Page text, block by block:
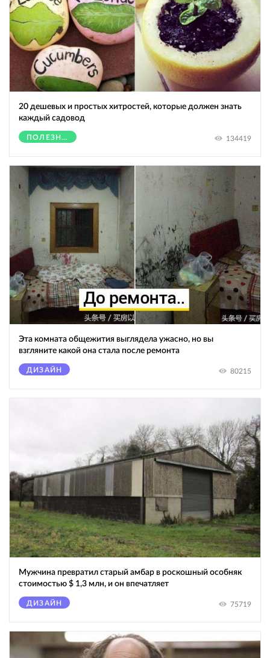
20 дешевых и простых хитростей, которые должен знать
каждый садовод
ПОЛЕЗНОЕ 134419
Эта комната общежития выглядела ужасно, но вы
взгляните какой она стала после ремонта
ДИЗАЙН 80215
Мужчина превратил старый амбар в роскошный особняк
стоимостью $ 1,3 млн, и он впечатляет
ДИЗАЙН 75719